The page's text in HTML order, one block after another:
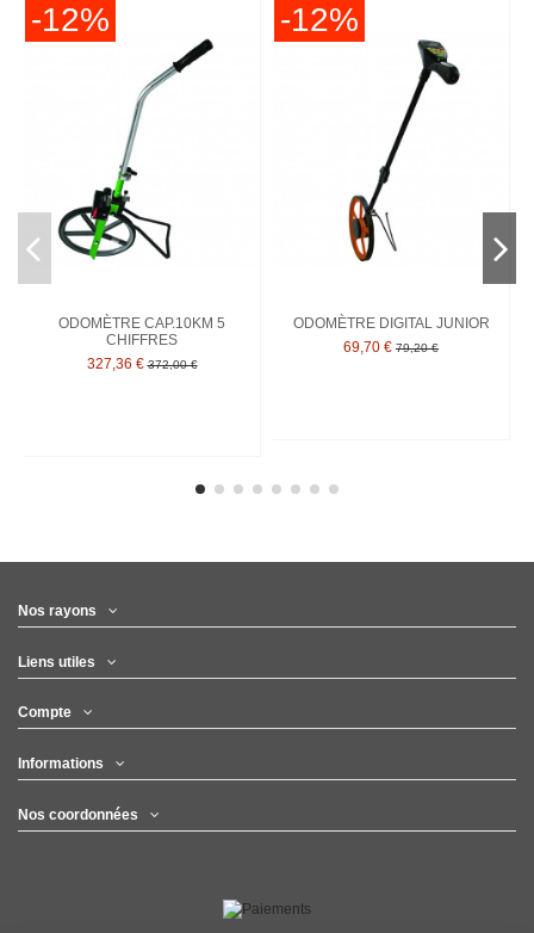
-12%
ODOMÈTRE CAP.10KM 5
CHIFFRES
327,36 € 372,00 €
-12%
ODOMÈTRE DIGITAL JUNIOR
69,70 € 79,20 €
Nos rayons
Liens utiles
Compte
Informations
Nos coordonnées